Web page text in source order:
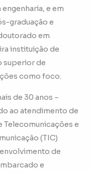
e em
graduação e
em
instituição de
superior de
como foco.
de 30 anos –
ao atendimento de
Telecomunicações e
(TIC)
de
e